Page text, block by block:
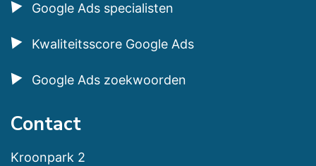
Google Ads specialisten
Kwaliteitsscore Google Ads
Google Ads zoekwoorden
Contact
Kroonpark 2